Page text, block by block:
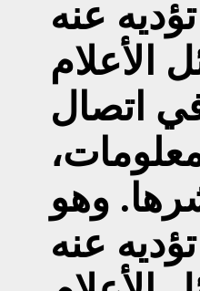
عنه
اتصال
وهو
عنه